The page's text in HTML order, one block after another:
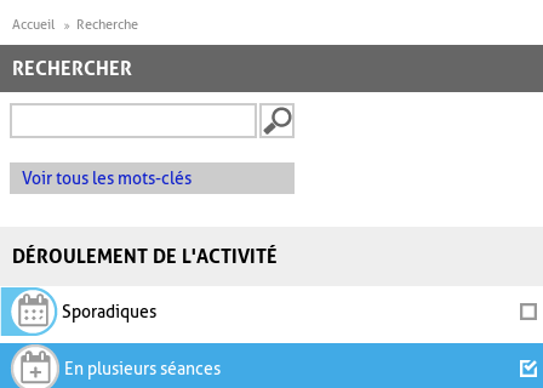
Accueil Recherche
RECHERCHER
Voir tous les mots-clés
DÉROULEMENT DE L'ACTIVITÉ
Sporadiques
En plusieurs séances